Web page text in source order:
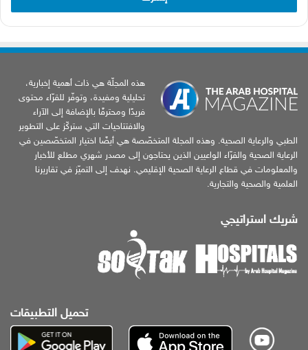
هذه المجلّة هي ذات أهمية إخبارية،
تحليلية ومفيدة، وتوفّر للقرّاء محتوى
فريدًا ومحترفًا بالإضافة إلى الآراء
والافتتاحيات التي ستركّز على التطوير
الطبي والرعاية الصحية. وهذه المجلة المتخصّصة هي أيضًا اختيار المتخصّصين في
الرعاية الصحية والقرّاء الواعيين الذين يحتاجون إلى مصدر شهري مطلع للأخبار
والمعلومات في قطاع الرعاية الصحية الإقليمي. نهدف إلى التميّز في تقاريرنا
العلمية والصحية والتجارية.
شريك استراتيجي
تحميل التطبيقات